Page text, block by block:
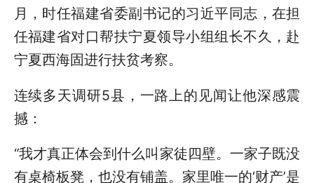
月，时任福建省委副书记的习近平同志，在担
任福建省对口帮扶宁夏领导小组组长不久，赴
宁夏西海固进行扶贫考察。
连续多天调研5县，一路上的见闻让他深感震
撼：
“我才真正体会到什么叫家徒四壁。一家子既没
有桌椅板凳，也没有铺盖。家里唯一的‘财产’是